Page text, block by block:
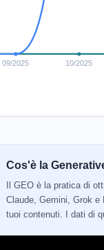
Cos'è la
Il GEO è la pratica di
Claude, Gemini, Grok
tuoi contenuti. I dati di